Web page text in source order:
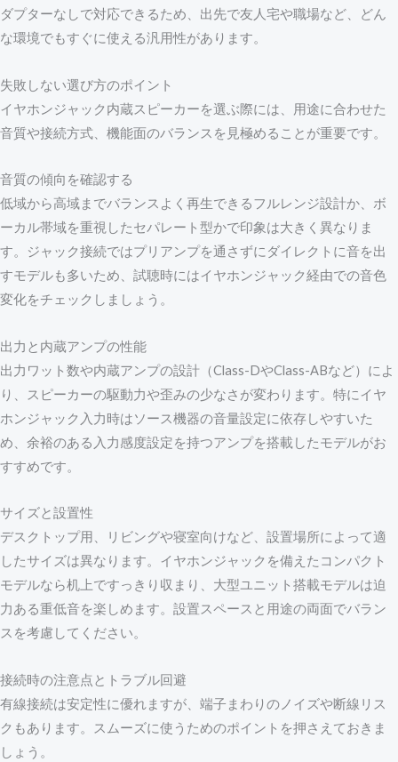
ダプターなしで対応できるため、出先で友人宅や職場など、どん
な環境でもすぐに使える汎用性があります。
失敗しない選び方のポイント
イヤホンジャック内蔵スピーカーを選ぶ際には、用途に合わせた
音質や接続方式、機能面のバランスを見極めることが重要です。
音質の傾向を確認する
低域から高域までバランスよく再生できるフルレンジ設計か、ボ
ーカル帯域を重視したセパレート型かで印象は大きく異なりま
す。ジャック接続ではプリアンプを通さずにダイレクトに音を出
すモデルも多いため、試聴時にはイヤホンジャック経由での音色
変化をチェックしましょう。
出力と内蔵アンプの性能
出力ワット数や内蔵アンプの設計（Class-DやClass-ABなど）によ
り、スピーカーの駆動力や歪みの少なさが変わります。特にイヤ
ホンジャック入力時はソース機器の音量設定に依存しやすいた
め、余裕のある入力感度設定を持つアンプを搭載したモデルがお
すすめです。
サイズと設置性
デスクトップ用、リビングや寝室向けなど、設置場所によって適
したサイズは異なります。イヤホンジャックを備えたコンパクト
モデルなら机上ですっきり収まり、大型ユニット搭載モデルは迫
力ある重低音を楽しめます。設置スペースと用途の両面でバラン
スを考慮してください。
接続時の注意点とトラブル回避
有線接続は安定性に優れますが、端子まわりのノイズや断線リス
クもあります。スムーズに使うためのポイントを押さえておきま
しょう。